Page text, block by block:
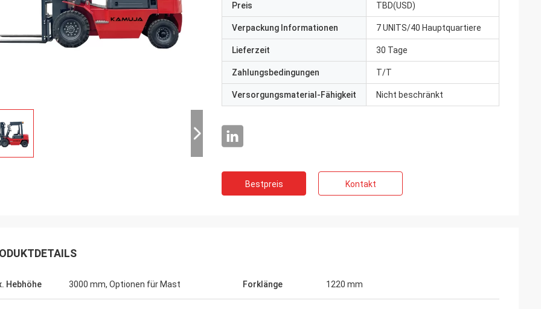
Preis TBD(USD)
Verpackung Informationen 7 UNITS/40 Hauptquartiere
Lieferzeit 30 Tage
Zahlungsbedingungen T/T
Versorgungsmaterial-Fähigkeit Nicht beschränkt
Bestpreis Kontakt
Hebhöhe 3000 mm, Optionen für Mast Forklänge 1220 mm